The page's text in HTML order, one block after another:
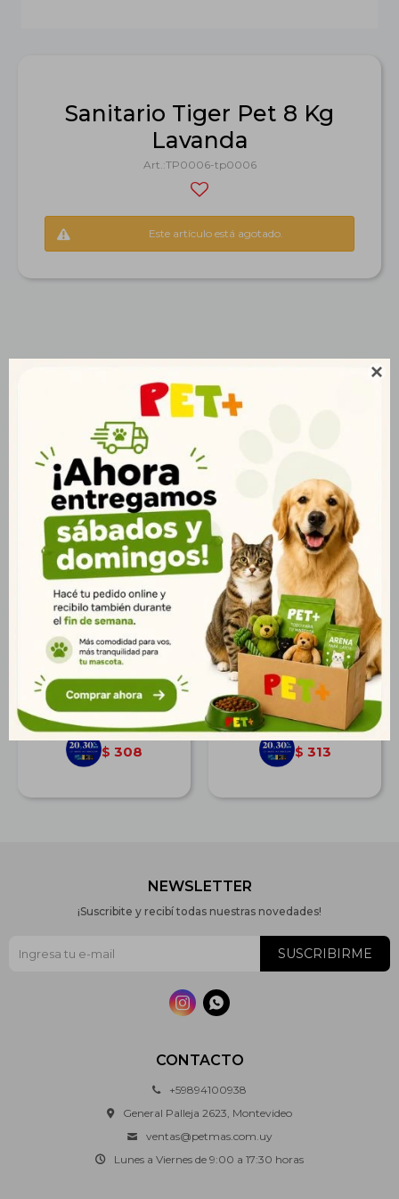

Sanitario Tiger Pet 8 Kg
Lavanda
TP0006-tp0006
Este artículo está agotado.
Kitty Sand 3,8 lt.
$ 380
$ 275
$ 308
Arena Sanitaria Cat Fun
5 lts. Carbón Activado
$ 386
$ 279
$ 313
CONTACTO
+59894100938
General Palleja 2623, Montevideo
ventas@petmas.com.uy
Lunes a Viernes de 9:00 a 17:30 horas
NEWSLETTER
¡Suscribite y recibí todas nuestras novedades!
SUSCRIBIRME
 